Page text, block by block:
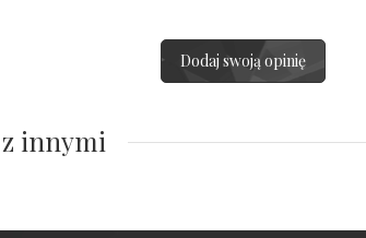
Dodaj swoją opinię
innymi